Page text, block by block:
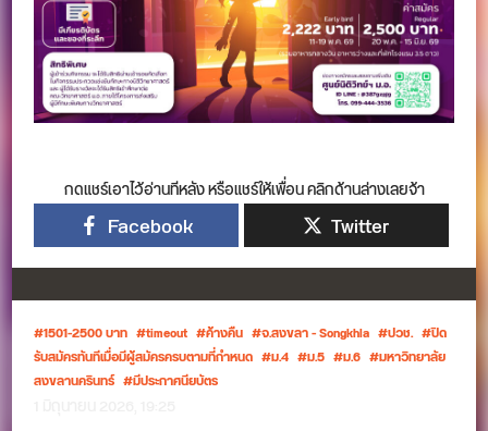
กดแชร์เอาไว้อ่านทีหลัง หรือแชร์ให้เพื่อน คลิกด้านล่างเลยจ้า
Facebook Twitter
1501-2500 บาท timeout ค้างคืน จ.สงขลา - Songkhla ปวช.
ปิด
รับสมัครทันทีเมื่อมีผู้สมัครครบตามที่กำหนด
ม.4 ม.5 ม.6
มหาวิทยาลัย
สงขลานครินทร์
มีประกาศนียบัตร